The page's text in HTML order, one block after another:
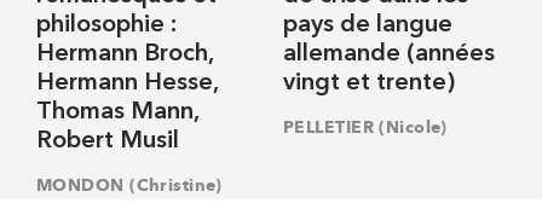
philosophie :
Hermann Broch,
Hermann Hesse,
Thomas Mann,
Robert Musil
MONDON (Christine)
pays de langue
allemande (années
vingt et trente)
PELLETIER (Nicole)